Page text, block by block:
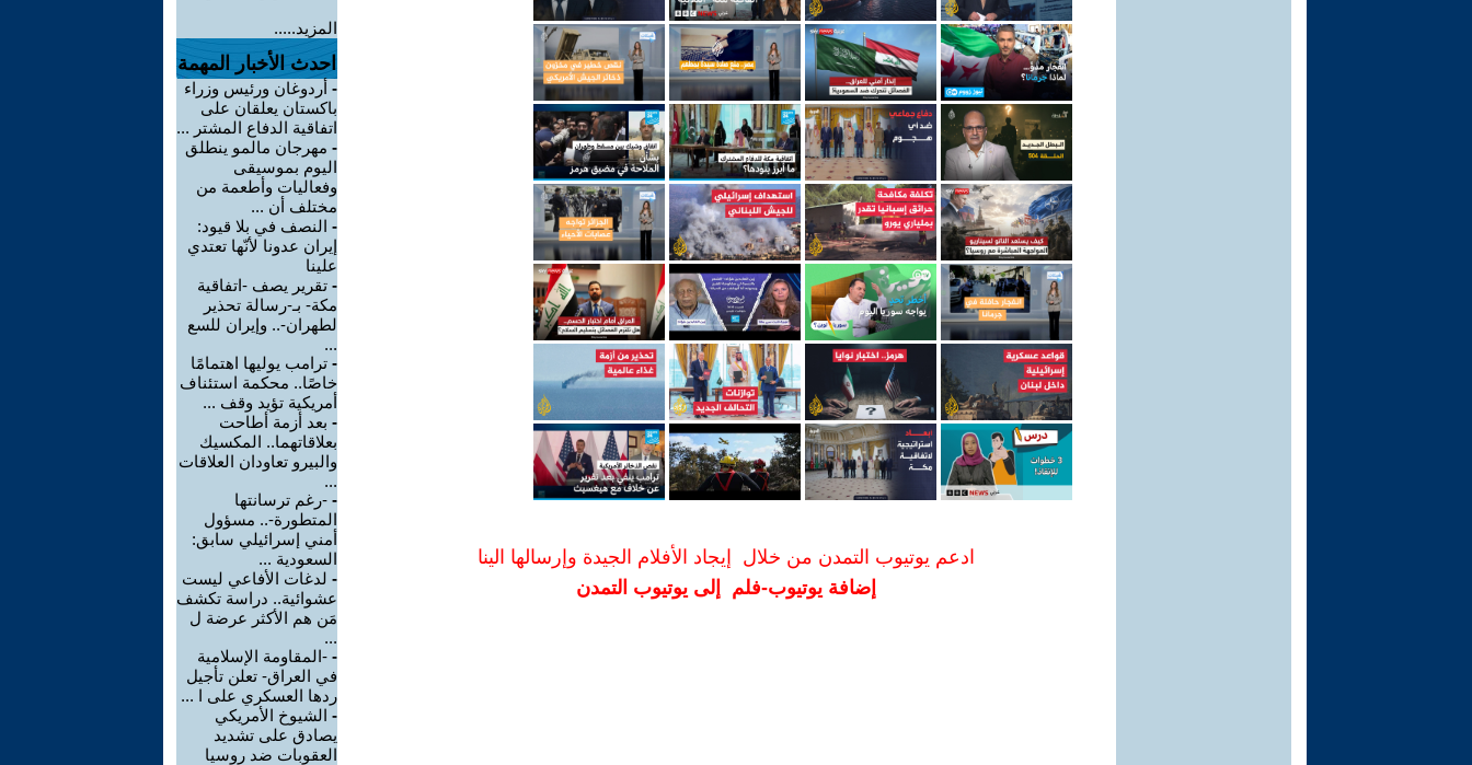
ادعم يوتيوب التمدن من خلال إيجاد الأفلام الجيدة وإرسالها الينا
إضافة يوتيوب-فلم إلى يوتيوب التمدن
المزيد.....
احدث الأخبار المهمة
- أردوغان ورئيس وزراء
باكستان يعلقان على
اتفاقية الدفاع المشتر ...
- مهرجان مالمو ينطلق
اليوم بموسيقى
وفعاليات وأطعمة من
مختلف أن ...
- النصف في بلا قيود:
إيران عدونا لأنّها تعتدي
علينا
- تقرير يصف -اتفاقية
مكة- بـ-رسالة تحذير
لطهران-.. وإيران للسع
...
- ترامب يوليها اهتمامًا
خاصًا.. محكمة استئناف
أمريكية تؤيد وقف ...
- بعد أزمة أطاحت
بعلاقاتهما.. المكسيك
والبيرو تعاودان العلاقات
...
- -رغم ترسانتها
المتطورة-.. مسؤول
أمني إسرائيلي سابق:
السعودية ...
- لدغات الأفاعي ليست
عشوائية.. دراسة تكشف
مَن هم الأكثر عرضة ل
...
- -المقاومة الإسلامية
في العراق- تعلن تأجيل
ردها العسكري على ا ...
- الشيوخ الأمريكي
يصادق على تشديد
العقوبات ضد روسيا